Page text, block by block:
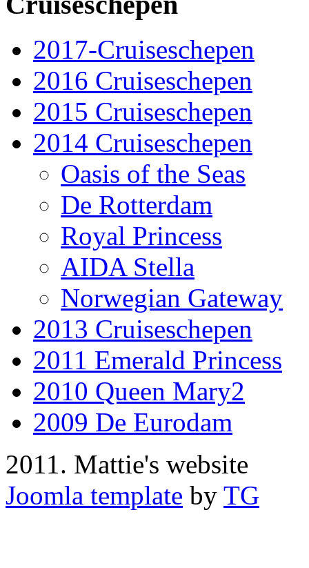
2017-Cruiseschepen
2016 Cruiseschepen
2015 Cruiseschepen
2014 Cruiseschepen
Oasis of the Seas
De Rotterdam
Royal Princess
AIDA Stella
Norwegian Gateway
2013 Cruiseschepen
2011 Emerald Princess
2010 Queen Mary2
2009 De Eurodam
2011. Mattie's website
Joomla template by TG